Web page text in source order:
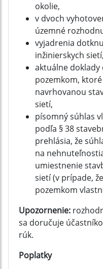
okolie,
v dvoch
územné
vyjadrenia
inžinierskych sietí,
aktuálne doklady
pozemkom,
navrhovanou
sietí,
písomný súhlas
podľa § 38
prehlásia, že
na
umiestnenie
sietí (v prípade,
pozemkom
Upozornenie:
sa doručuje
rúk.
Poplatky